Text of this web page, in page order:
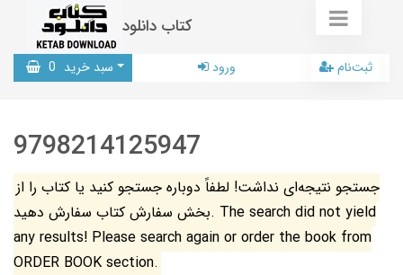
کتاب دانلود
سبد خرید 0 ورود ثبت‌نام
9798214125947
جستجو نتیجه‌ای نداشت! لطفاً دوباره جستجو کنید یا کتاب را از
بخش سفارش کتاب سفارش دهید. The search did not yield
any results! Please search again or order the book from
ORDER BOOK section.